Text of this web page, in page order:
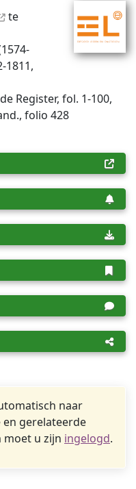
te
1811,
Register, fol. 1-100,
folio 428
naar
gerelateerde
moet u zijn ingelogd.